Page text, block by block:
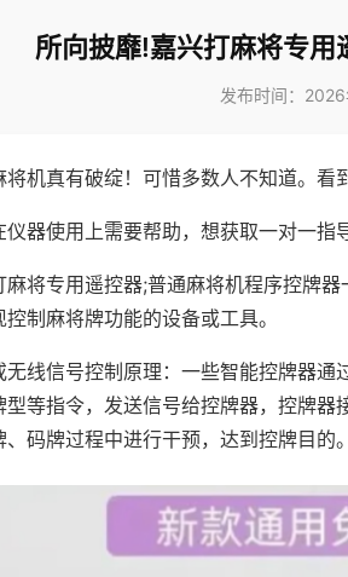
所向披靡!嘉兴打麻将专
发布时间：
将机真有破绽！可惜多数人不知道。看
仪器使用上需要帮助，想获取一对一指
麻将专用遥控器;普通麻将机程序控牌
制麻将牌功能的设备或工具。
无线信号控制原理：一些智能控牌器
型等指令，发送信号给控牌器，控牌
码牌过程中进行干预，达到控牌目的。